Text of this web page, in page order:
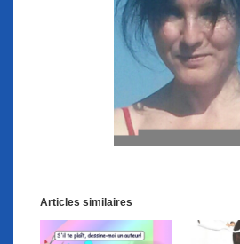
Articles similaires